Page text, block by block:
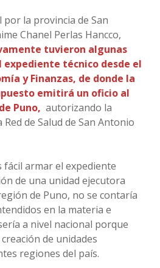
la provincia de San
Chanel Perlas Hancco,
tuvieron algunas
expediente técnico desde el
y Finanzas, de donde la
emitirá un oficio al
Puno, autorizando la
de Salud de San Antonio
fácil armar el expediente
de una unidad ejecutora
de Puno, no se contaría
en la materia e
a nivel nacional porque
de unidades
regiones del país.